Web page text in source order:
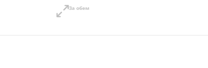
За обем